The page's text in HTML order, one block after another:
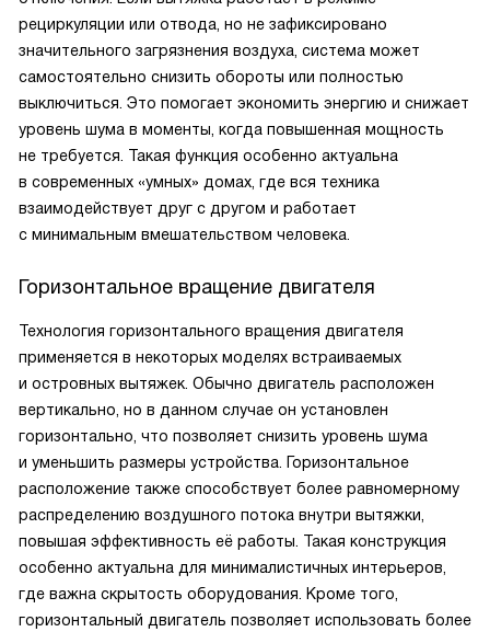
рециркуляции или отвода, но не зафиксировано
значительного загрязнения воздуха, система может
самостоятельно снизить обороты или полностью
выключиться. Это помогает экономить энергию и снижает
уровень шума в моменты, когда повышенная мощность
не требуется. Такая функция особенно актуальна
в современных «умных» домах, где вся техника
взаимодействует друг с другом и работает
с минимальным вмешательством человека.
Горизонтальное вращение двигателя
Технология горизонтального вращения двигателя
применяется в некоторых моделях встраиваемых
и островных вытяжек. Обычно двигатель расположен
вертикально, но в данном случае он установлен
горизонтально, что позволяет снизить уровень шума
и уменьшить размеры устройства. Горизонтальное
расположение также способствует более равномерному
распределению воздушного потока внутри вытяжки,
повышая эффективность её работы. Такая конструкция
особенно актуальна для минималистичных интерьеров,
где важна скрытость оборудования. Кроме того,
горизонтальный двигатель позволяет использовать более